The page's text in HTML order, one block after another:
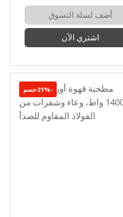
أضف لسلة التسوق
اشتري الآن
-21%حسم